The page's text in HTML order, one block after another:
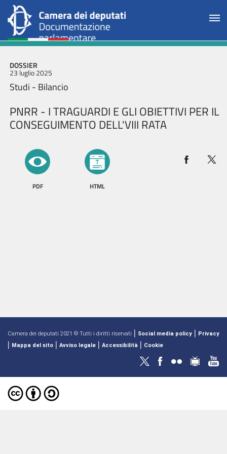
DOSSIER
23 luglio 2025
Studi - Bilancio
PNRR - I TRAGUARDI E GLI OBIETTIVI PER IL
CONSEGUIMENTO DELL'VIII RATA
PDF HTML
Camera dei deputati 2021 © Tutti i diritti riservati | Social media policy | Privacy
| Mappa del sito | Avviso legale | Accessibilità | Cookie